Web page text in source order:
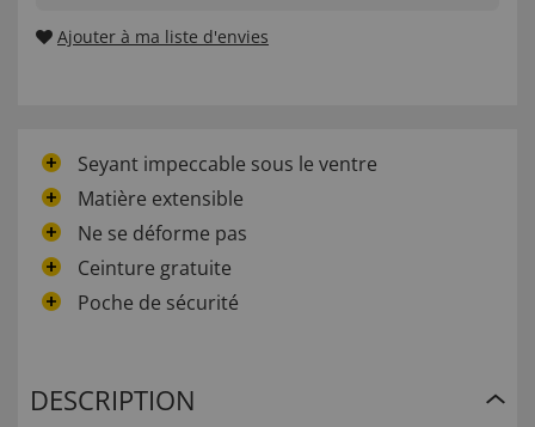
Ajouter à ma liste d'envies
Seyant impeccable sous le ventre
Matière extensible
Ne se déforme pas
Ceinture gratuite
Poche de sécurité
DESCRIPTION